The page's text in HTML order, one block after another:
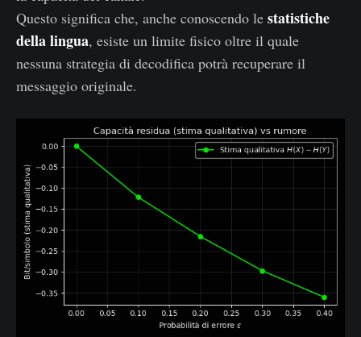
Questo significa che, anche conoscendo le statistiche
della lingua, esiste un limite fisico oltre il quale
nessuna strategia di decodifica potrà recuperare il
messaggio originale.